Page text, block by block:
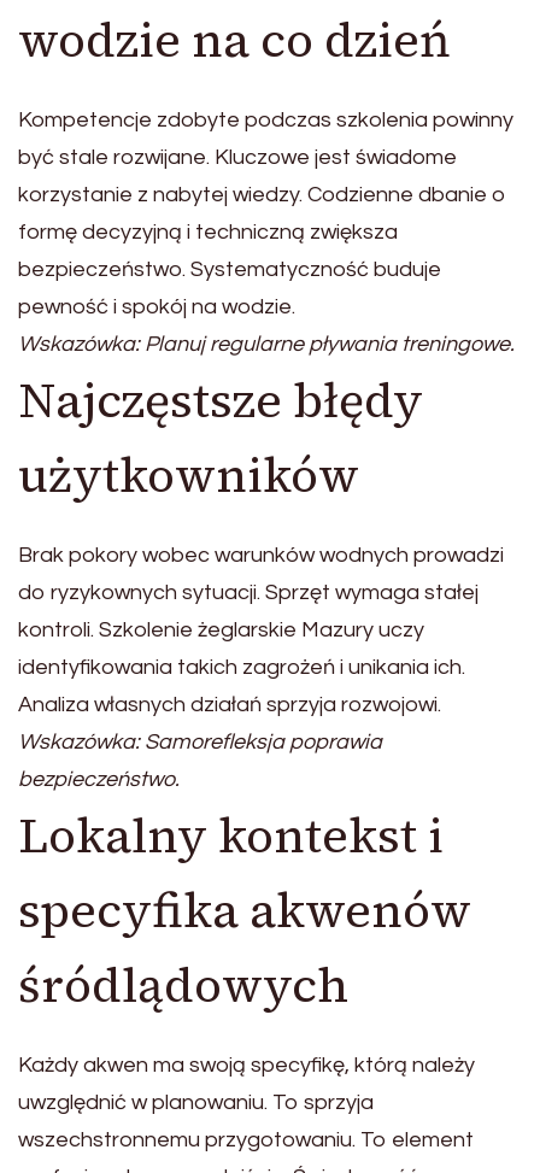
wodzie na co dzień
Kompetencje zdobyte podczas szkolenia powinny
być stale rozwijane. Kluczowe jest świadome
korzystanie z nabytej wiedzy. Codzienne dbanie o
formę decyzyjną i techniczną zwiększa
bezpieczeństwo. Systematyczność buduje
pewność i spokój na wodzie.
Wskazówka: Planuj regularne pływania treningowe.
Najczęstsze błędy
użytkowników
Brak pokory wobec warunków wodnych prowadzi
do ryzykownych sytuacji. Sprzęt wymaga stałej
kontroli. Szkolenie żeglarskie Mazury uczy
identyfikowania takich zagrożeń i unikania ich.
Analiza własnych działań sprzyja rozwojowi.
Wskazówka: Samorefleksja poprawia
bezpieczeństwo.
Lokalny kontekst i
specyfika akwenów
śródlądowych
Każdy akwen ma swoją specyfikę, którą należy
uwzględnić w planowaniu. To sprzyja
wszechstronnemu przygotowaniu. To element